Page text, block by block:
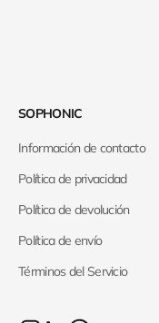
SOPHONIC
Información de contacto
Política de privacidad
Política de devolución
Política de envío
Términos del Servicio